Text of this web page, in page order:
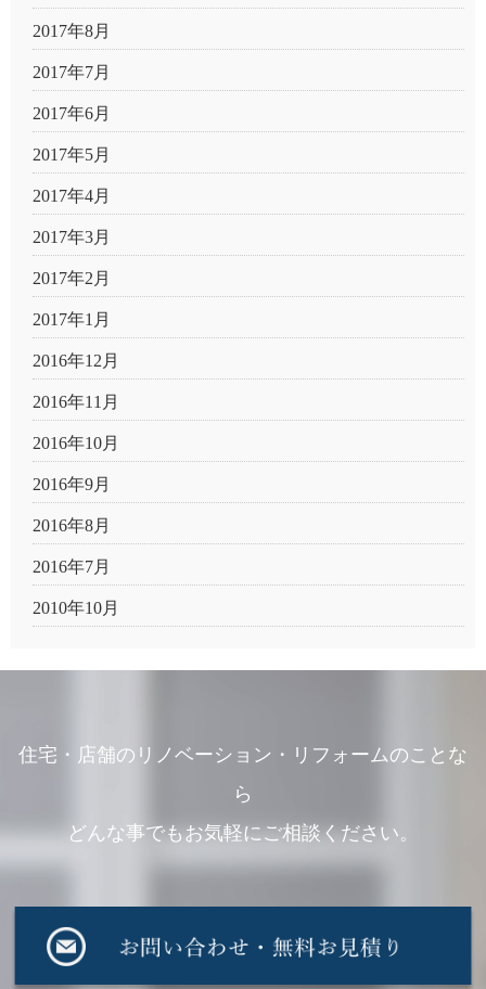
2017年8月
2017年7月
2017年6月
2017年5月
2017年4月
2017年3月
2017年2月
2017年1月
2016年12月
2016年11月
2016年10月
2016年9月
2016年8月
2016年7月
2010年10月
住宅・店舗のリノベーション・リフォームのことな
ら
どんな事でもお気軽にご相談ください。